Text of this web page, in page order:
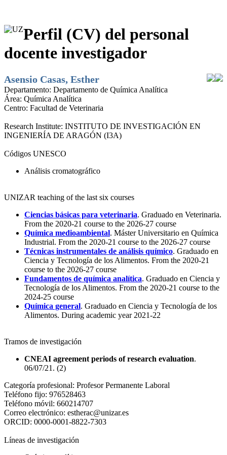
Perfil (CV) del personal
docente investigador
Asensio Casas, Esther
Departamento: Departamento de Química Analítica
Área: Química Analítica
Centro: Facultad de Veterinaria
Research Institute: INSTITUTO DE INVESTIGACIÓN EN
INGENIERÍA DE ARAGÓN (I3A)
Códigos UNESCO
Análisis cromatográfico
UNIZAR teaching of the last six courses
Ciencias básicas para veterinaria. Graduado en Veterinaria.
From the 2020-21 course to the 2026-27 course
Química medioambiental. Máster Universitario en Química
Industrial. From the 2020-21 course to the 2026-27 course
Técnicas instrumentales de análisis químico. Graduado en
Ciencia y Tecnología de los Alimentos. From the 2020-21
course to the 2026-27 course
Fundamentos de química analítica. Graduado en Ciencia y
Tecnología de los Alimentos. From the 2020-21 course to the
2024-25 course
Química general. Graduado en Ciencia y Tecnología de los
Alimentos. During academic year 2021-22
Tramos de investigación
CNEAI agreement periods of research evaluation.
06/07/21. (2)
Categoría profesional: Profesor Permanente Laboral
Teléfono fijo: 976528463
Teléfono móvil: 660214707
Correo electrónico: estherac@unizar.es
ORCID: 0000-0001-8822-7303
Líneas de investigación